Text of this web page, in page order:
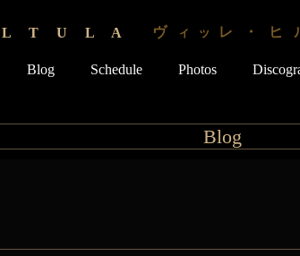
T U L A ヴ ィ ッ レ ・ ヒ
Blog Schedule Photos
Blog